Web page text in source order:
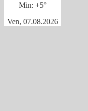
Min: +5°
Ven, 07.08.2026